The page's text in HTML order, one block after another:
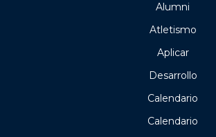
Alumni
Atletismo
Aplicar
Desarrollo
Calendario
Calendario